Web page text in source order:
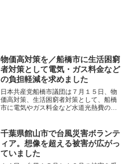
物価高対策を／船橋市に生活困窮
者対策として電気・ガス料金など
の負担軽減を求めました
日本共産党船橋市議団は７月１５日、物
価高対策、生活困窮者対策として、船橋
市に電気やガス料金など水道光熱費の負
談しました。▲要望書ですこの間の物価
高は食料品やエネルギーな...
千葉県館山市で台風災害ボランテ
ィア。想像を超える被害が広がっ
ていました